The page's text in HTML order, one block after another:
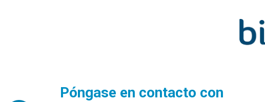
Póngase en contacto con